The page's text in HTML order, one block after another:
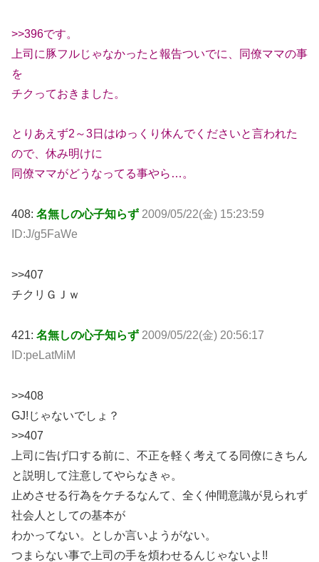
>>396です。
上司に豚フルじゃなかったと報告ついでに、同僚ママの事
を
チクっておきました。
とりあえず2～3日はゆっくり休んでくださいと言われた
ので、休み明けに
同僚ママがどうなってる事やら…。
408: 名無しの心子知らず 2009/05/22(金) 15:23:59
ID:J/g5FaWe
>>407
チクリＧＪｗ
421: 名無しの心子知らず 2009/05/22(金) 20:56:17
ID:peLatMiM
>>408
GJ!じゃないでしょ？
>>407
上司に告げ口する前に、不正を軽く考えてる同僚にきちん
と説明して注意してやらなきゃ。
止めさせる行為をケチるなんて、全く仲間意識が見られず
社会人としての基本が
わかってない。としか言いようがない。
つまらない事で上司の手を煩わせるんじゃないよ!!